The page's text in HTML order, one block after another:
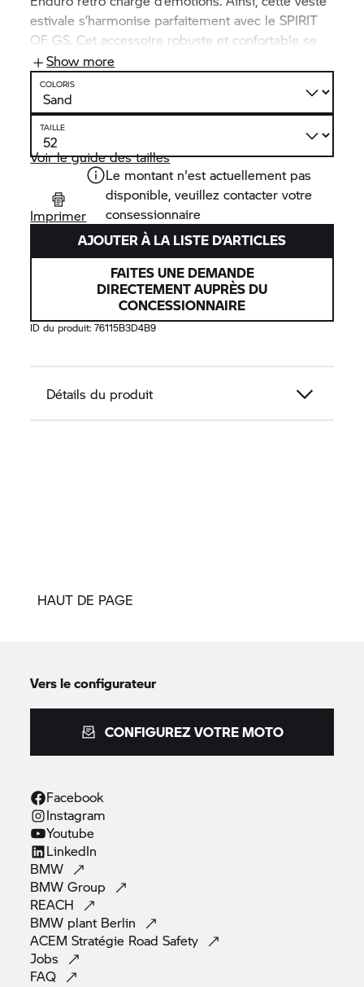
estivale s’harmonise parfaitement avec le SPIRIT
OF GS. Cet accessoire robuste et confortable se
distingue par la qualité de ses matériaux : toile
dotée d’empiècements de couleur et cuir.
Show more
COLORIS
TAILLE
Voir le guide des tailles
Imprimer
Le montant n'est actuellement pas
disponible, veuillez contacter votre
consessionnaire
AJOUTER À LA LISTE D’ARTICLES
FAITES UNE DEMANDE
DIRECTEMENT AUPRÈS DU
CONCESSIONNAIRE
ID du produit:76115B3D4B9
Détails du produit
HAUT DE PAGE
Vers le configurateur
CONFIGUREZ VOTRE MOTO
Facebook
Instagram
Youtube
LinkedIn
BMW
BMWGroup
REACH
BMW plant Berlin
ACEM Stratégie RoadSafety
Jobs
FAQ